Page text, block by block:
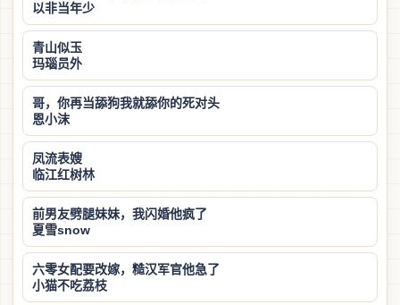
以非当年少
青山似玉
玛瑙员外
哥，你再当舔狗我就舔你的死对头
恩小沫
凤流表嫂
临江红树林
前男友劈腿妹妹，我闪婚他疯了
夏雪snow
六零女配要改嫁，糙汉军官他急了
小猫不吃荔枝